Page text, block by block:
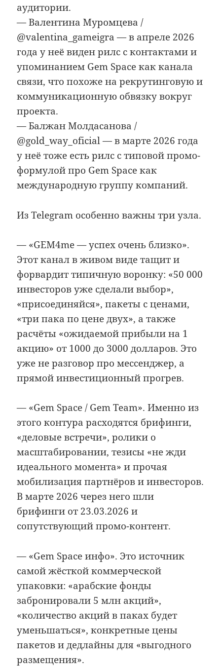
аудитории.
— Валентина Муромцева /
@valentina_gameigra — в апреле 2026
года у неё виден рилс с контактами и
упоминанием Gem Space как канала
связи, что похоже на рекрутинговую и
коммуникационную обвязку вокруг
проекта.
— Балжан Молдасанова /
@gold_way_oficial — в марте 2026 года
у неё тоже есть рилс с типовой промо-
формулой про Gem Space как
международную группу компаний.
Из Telegram особенно важны три узла.
— «GEM4me — успех очень близко».
Этот канал в живом виде тащит и
форвардит типичную воронку: «50 000
инвесторов уже сделали выбор»,
«присоединяйся», пакеты с ценами,
«три пака по цене двух», а также
расчёты «ожидаемой прибыли на 1
акцию» от 1000 до 3000 долларов. Это
уже не разговор про мессенджер, а
прямой инвестиционный прогрев.
— «Gem Space / Gem Team». Именно из
этого контура расходятся брифинги,
«деловые встречи», ролики о
масштабировании, тезисы «не жди
идеального момента» и прочая
мобилизация партнёров и инвесторов.
В марте 2026 через него шли
брифинги от 23.03.2026 и
сопутствующий промо-контент.
— «Gem Space инфо». Это источник
самой жёсткой коммерческой
упаковки: «арабские фонды
забронировали 5 млн акций»,
«количество акций в паках будет
уменьшаться», конкретные цены
пакетов и дедлайны для «выгодного
размещения».